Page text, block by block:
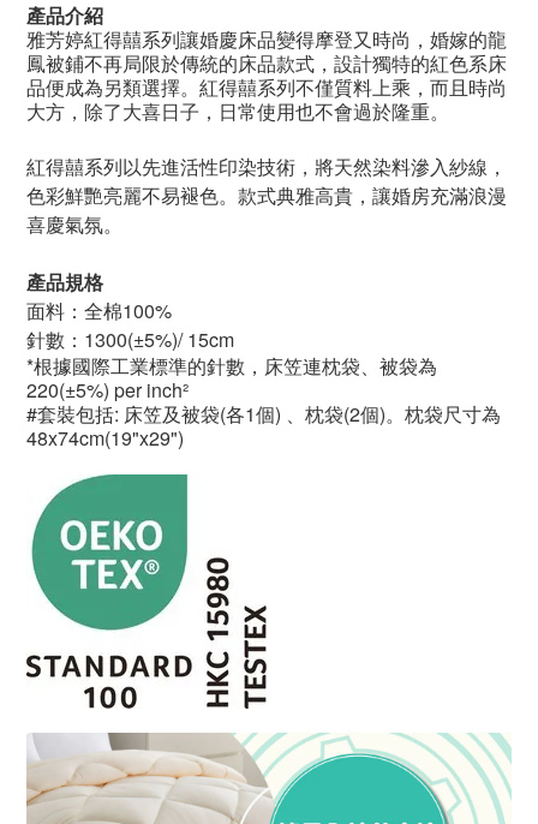
產品介紹
雅芳婷紅得囍系列讓婚慶床品變得摩登又時尚，婚嫁的龍
鳳被鋪不再局限於傳統的床品款式，設計獨特的紅色系床
品便成為另類選擇。紅得囍系列不僅質料上乘，而且時尚
大方，除了大喜日子，日常使用也不會過於隆重。
紅得囍系列以先進活性印染技術，將天然染料滲入紗線，
色彩鮮艷亮麗不易褪色。款式典雅高貴，讓婚房充滿浪漫
喜慶氣氛。
產品規格
面料：全棉100%
針數：1300(±5%)/ 15cm
*根據國際工業標準的針數，床笠連枕袋、被袋為
220(±5%) per inch²
#套裝包括: 床笠及被袋(各1個) 、枕袋(2個)。枕袋尺寸為
48x74cm(19"x29")